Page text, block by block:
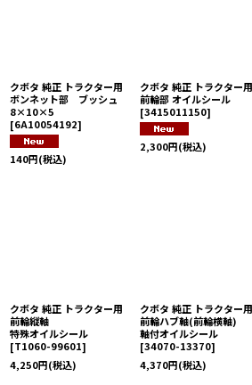
クボタ 純正 トラクター用
ボンネット部 ブッシュ
8×10×5
[6A10054192]
140円(税込)
クボタ 純正 トラクター用
前輪部 オイルシール
[3415011150]
2,300円(税込)
クボタ 純正 トラクター用
前輪縦軸
特殊オイルシール
[T1060-99601]
4,250円(税込)
クボタ 純正 トラクター用
前輪ハブ軸(前輪横軸)
軸付オイルシール
[34070-13370]
4,370円(税込)